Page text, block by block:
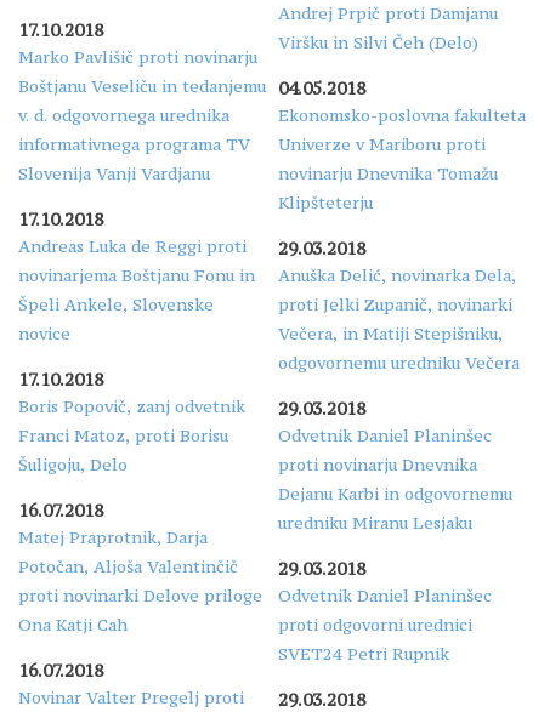
17.10.2018
Marko Pavlišič proti novinarju
Boštjanu Veseliču in tedanjemu
v. d. odgovornega urednika
informativnega programa TV
Slovenija Vanji Vardjanu
17.10.2018
Andreas Luka de Reggi proti
novinarjema Boštjanu Fonu in
Špeli Ankele, Slovenske
novice
17.10.2018
Boris Popovič, zanj odvetnik
Franci Matoz, proti Borisu
Šuligoju, Delo
16.07.2018
Matej Praprotnik, Darja
Potočan, Aljoša Valentinčič
proti novinarki Delove priloge
Ona Katji Cah
16.07.2018
Novinar Valter Pregelj proti
Andrej Prpič proti Damjanu
Viršku in Silvi Čeh (Delo)
04.05.2018
Ekonomsko-poslovna fakulteta
Univerze v Mariboru proti
novinarju Dnevnika Tomažu
Klipšteterju
29.03.2018
Anuška Delić, novinarka Dela,
proti Jelki Zupanič, novinarki
Večera, in Matiji Stepišniku,
odgovornemu uredniku Večera
29.03.2018
Odvetnik Daniel Planinšec
proti novinarju Dnevnika
Dejanu Karbi in odgovornemu
uredniku Miranu Lesjaku
29.03.2018
Odvetnik Daniel Planinšec
proti odgovorni urednici
SVET24 Petri Rupnik
29.03.2018